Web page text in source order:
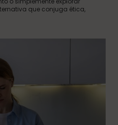
que conjuga ética,